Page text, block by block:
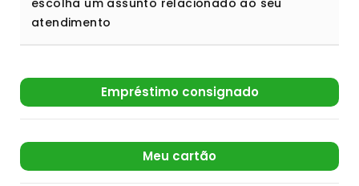
atendimento
Empréstimo consignado
Meu cartão